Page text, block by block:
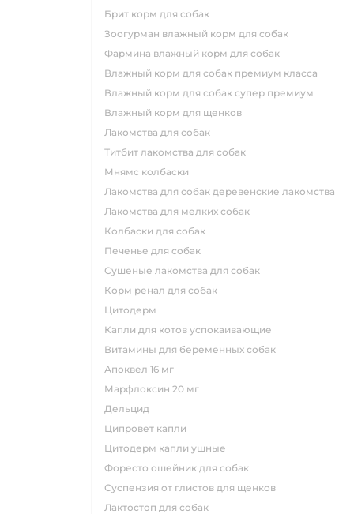
брит корм для собак
зоогурман влажный корм для собак
фармина влажный корм для собак
влажный корм для собак премиум класса
влажный корм для собак супер премиум
влажный корм для щенков
лакомства для собак
титбит лакомства для собак
мнямс колбаски
лакомства для собак деревенские лакомства
лакомства для мелких собак
колбаски для собак
печенье для собак
сушеные лакомства для собак
корм ренал для собак
цитодерм
капли для котов успокаивающие
витамины для беременных собак
апоквел 16 мг
марфлоксин 20 мг
дельцид
ципровет капли
цитодерм капли ушные
форесто ошейник для собак
суспензия от глистов для щенков
лактостоп для собак